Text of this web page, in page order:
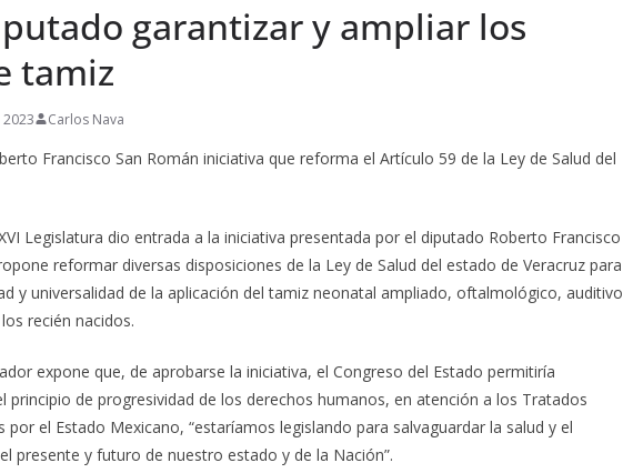
garantizar y ampliar los
tamiz
Carlos Nava
Francisco San Román iniciativa que reforma el Artículo 59 de la Ley de Salud del
Legislatura dio entrada a la iniciativa presentada por el diputado Roberto Francisco
reformar diversas disposiciones de la Ley de Salud del estado de Veracruz para
y universalidad de la aplicación del tamiz neonatal ampliado, oftalmológico, auditivo
recién nacidos.
expone que, de aprobarse la iniciativa, el Congreso del Estado permitiría
principio de progresividad de los derechos humanos, en atención a los Tratados
el Estado Mexicano, “estaríamos legislando para salvaguardar la salud y el
presente y futuro de nuestro estado y de la Nación”.